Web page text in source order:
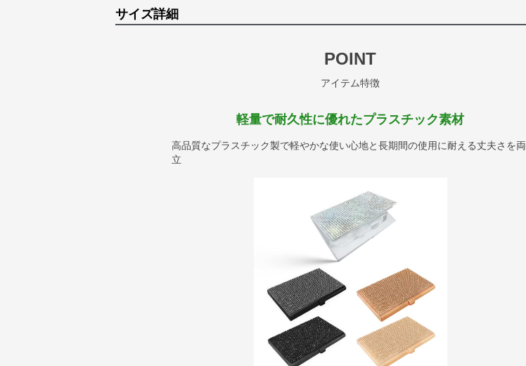
サイズ詳細
POINT
アイテム特徴
軽量で耐久性に優れたプラスチック素材
高品質なプラスチック製で軽やかな使い心地と長期間の使用に耐える丈夫さを両
立